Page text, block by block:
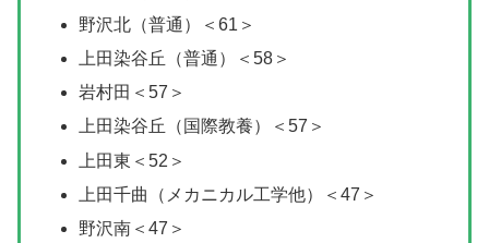
野沢北（普通）＜61＞
上田染谷丘（普通）＜58＞
岩村田＜57＞
上田染谷丘（国際教養）＜57＞
上田東＜52＞
上田千曲（メカニカル工学他）＜47＞
野沢南＜47＞